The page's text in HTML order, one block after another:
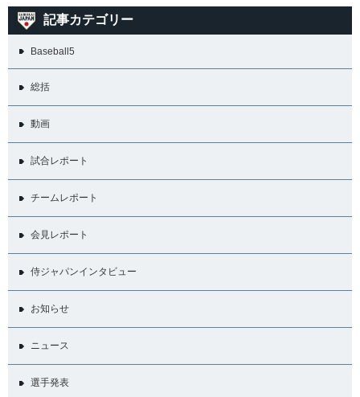
記事カテゴリー
Baseball5
総括
動画
試合レポート
チームレポート
会見レポート
侍ジャパンインタビュー
お知らせ
ニュース
選手発表